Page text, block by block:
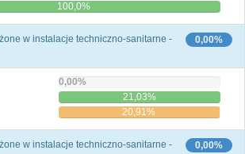
100,0%
0,00%
w instalacje techniczno-sanitarne -
0,00%
21,03%
20,91%
0,00%
w instalacje techniczno-sanitarne -